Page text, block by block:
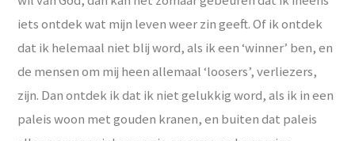
iets ontdek wat mijn leven weer zin geeft. Of ik ontdek
dat ik helemaal niet blij word, als ik een ‘winner’ ben, en
de mensen om mij heen allemaal ‘loosers’, verliezers,
zijn. Dan ontdek ik dat ik niet gelukkig word, als ik in een
paleis woon met gouden kranen, en buiten dat paleis